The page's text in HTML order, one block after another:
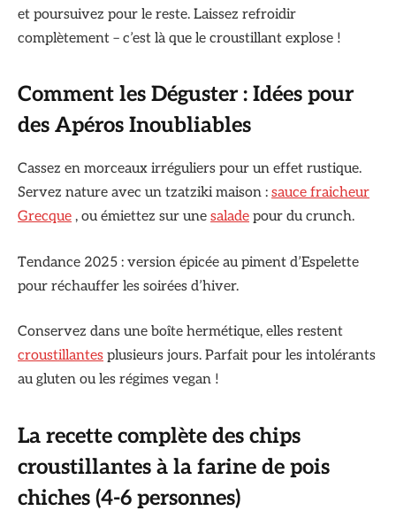
et poursuivez pour le reste. Laissez refroidir
complètement – c’est là que le croustillant explose !
Comment les Déguster : Idées pour
des Apéros Inoubliables
Cassez en morceaux irréguliers pour un effet rustique.
Servez nature avec un tzatziki maison : sauce fraicheur
Grecque , ou émiettez sur une salade pour du crunch.
Tendance 2025 : version épicée au piment d’Espelette
pour réchauffer les soirées d’hiver.
Conservez dans une boîte hermétique, elles restent
croustillantes plusieurs jours. Parfait pour les intolérants
au gluten ou les régimes vegan !
La recette complète des chips
croustillantes à la farine de pois
chiches (4-6 personnes)